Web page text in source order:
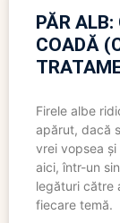
PĂR
COADĂ
Firele albe
apărut, dacă
vrei vopsea
aici, într-un
legături către
fiecare temă.